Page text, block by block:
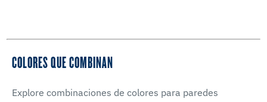
COLORES QUE COMBINAN
Explore combinaciones de colores para paredes